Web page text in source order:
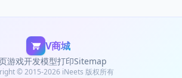
V商城
游戏开发模型打印Sitemap
© 2015-2026 iNeets 版权所有